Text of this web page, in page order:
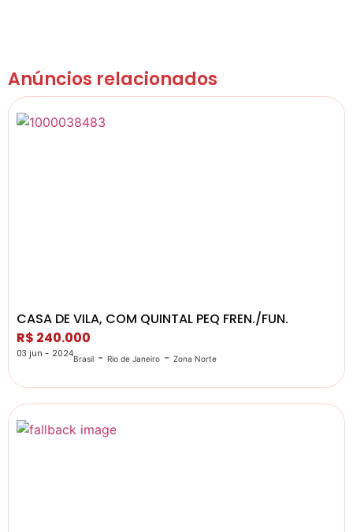
Anúncios relacionados
CASA DE VILA, COM QUINTAL PEQ FREN./FUN.
R$ 240.000
03 jun - 2024Brasil - Rio de Janeiro - Zona Norte